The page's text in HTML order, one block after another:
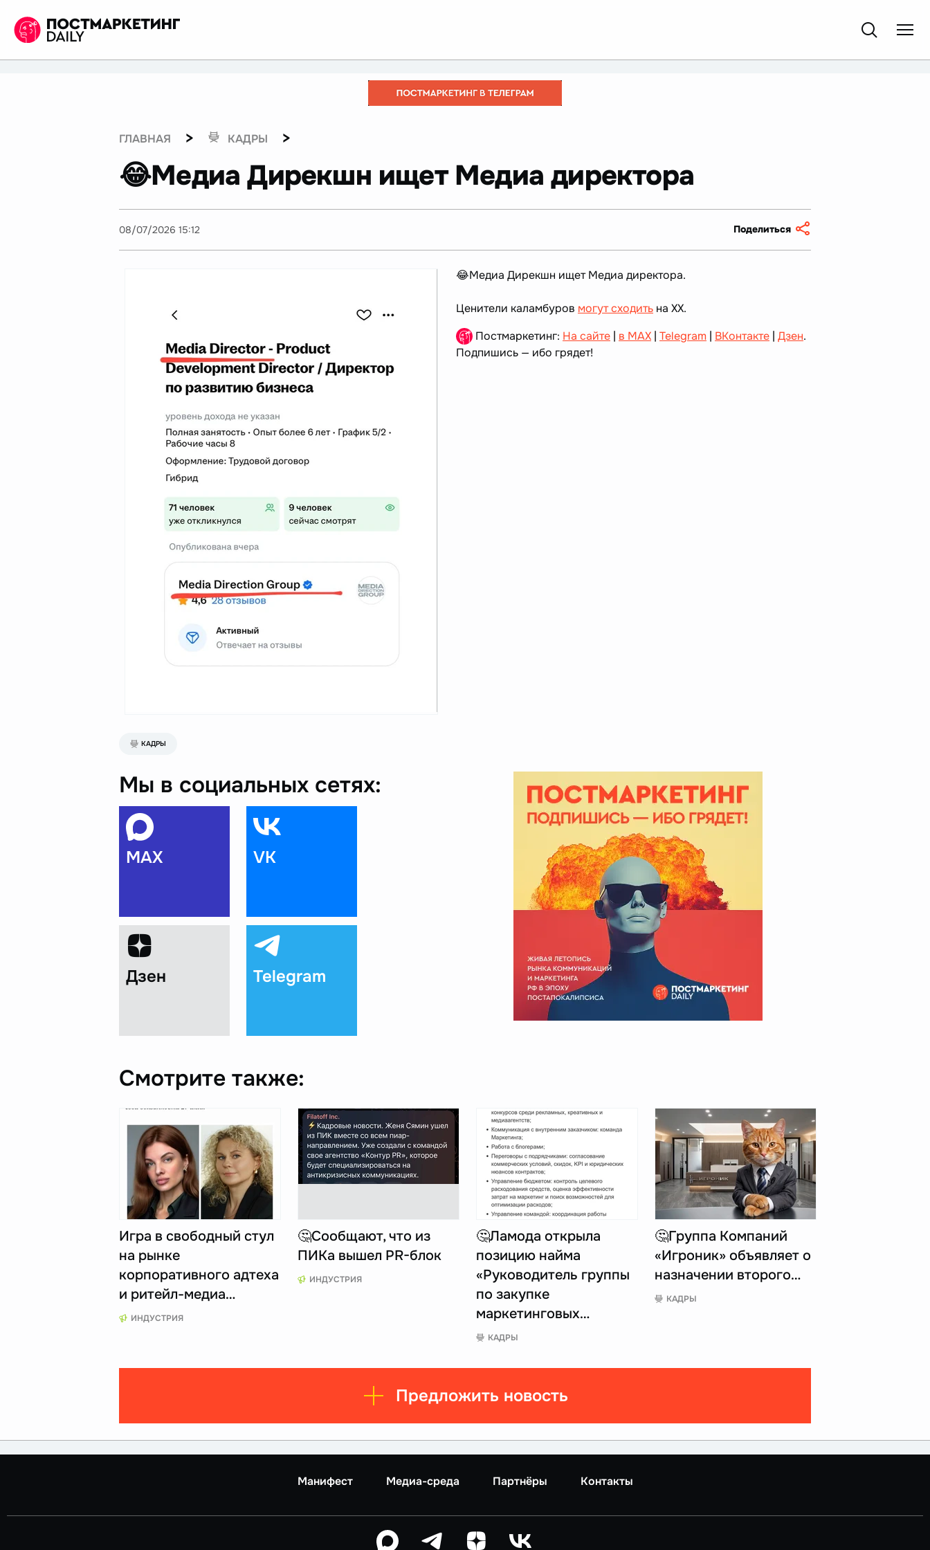
ГЛАВНАЯ > КАДРЫ >
😂Медиа Дирекшн ищет Медиа директора
08/07/2026 15:12 Поделиться
😂Медиа Дирекшн ищет Медиа директора.
Ценители каламбуров могут сходить на ХХ.
Постмаркетинг: На сайте | в MAX | Telegram | ВКонтакте | Дзен.
Подпишись — ибо грядет!
КАДРЫ
Мы в социальных сетях:
MAX VK
Дзен Telegram
Смотрите также:
Игра в свободный стул
на рынке
корпоративного адтеха
и ритейл-медиа…
ИНДУСТРИЯ
🤔Сообщают, что из
ПИКа вышел PR-блок
ИНДУСТРИЯ
🤔Ламода открыла
позицию найма
«Руководитель группы
по закупке
маркетинговых…
КАДРЫ
🤔Группа Компаний
«Игроник» объявляет о
назначении второго…
КАДРЫ
Предложить новость
Манифест Медиа-среда Партнёры Контакты